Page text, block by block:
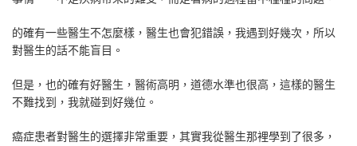
的確有一些醫生不怎麼樣，醫生也會犯錯誤，我遇到好幾次，所以
對醫生的話不能盲目。
但是，也的確有好醫生，醫術高明，道德水準也很高，這樣的醫生
不難找到，我就碰到好幾位。
癌症患者對醫生的選擇非常重要，其實我從醫生那裡學到了很多，